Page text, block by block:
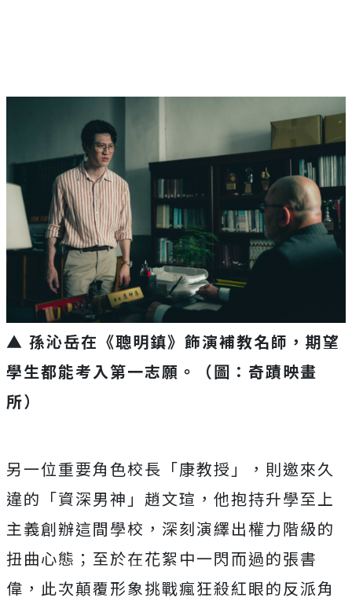
▲ 孫沁岳在《聰明鎮》飾演補教名師，期望
學生都能考入第一志願。（圖：奇蹟映畫
所）
另一位重要角色校長「康教授」， 則邀來久
違的「資深男神」趙文瑄， 他抱持升學至上
主義創辦這間學校， 深刻演繹出權力階級的
扭曲心態；至於在花絮中一閃而過的張書
偉， 此次顛覆形象挑戰瘋狂殺紅眼的反派角